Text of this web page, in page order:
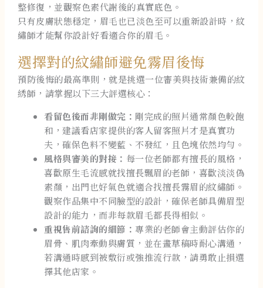
整修復，並觀察色素代謝後的真實底色。
只有皮膚狀態穩定，眉毛也已淡色至可以重新設計時，紋
繡師才能幫你設計好看適合你的眉毛。
選擇對的紋繡師避免霧眉後悔
預防後悔的最高準則，就是挑選一位審美與技術兼備的紋
綉師，請掌握以下三大評選核心：
看留色後而非剛做完： 剛完成的照片通常顏色較飽
和，建議看店家提供的客人留客照片才是真實功
夫，確保色料不變藍、不發紅，且色塊依然均勻。
風格與審美的對接： 每一位老師都有擅長的風格，
喜歡原生毛流感就找擅長飄眉的老師，喜歡淡淡偽
素顏，出門也好氣色就適合找擅長霧眉的紋繡師。
觀察作品集中不同臉型的設計，確保老師具備眉型
設計的能力，而非每款眉毛都長得相似。
重視售前諮詢的細節：專業的老師會主動評估你的
眉骨、肌肉牽動與膚質，並在畫草稿時耐心溝通，
若溝通時感到被敷衍或強推流行款，請勇敢止損選
擇其他店家。